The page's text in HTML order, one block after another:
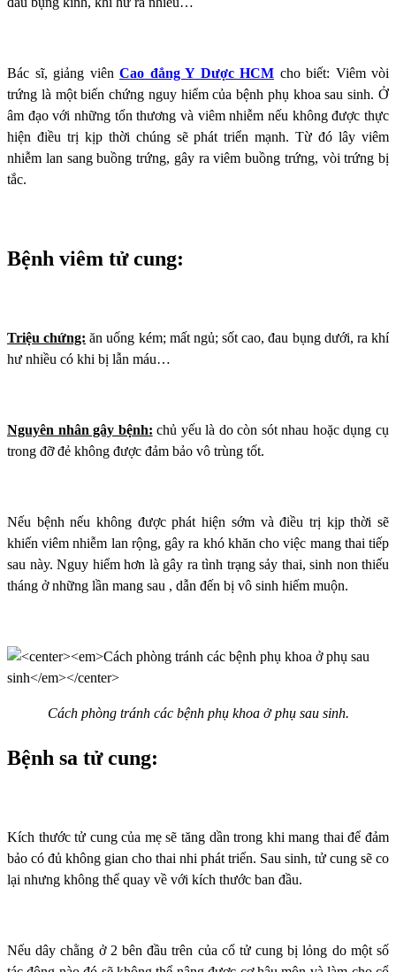
Bác sĩ, giảng viên Cao đẳng Y Dược HCM cho biết: Viêm vòi
trứng là một biến chứng nguy hiểm của bệnh phụ khoa sau sinh. Ở
âm đạo với những tổn thương và viêm nhiễm nếu không được thực
hiện điều trị kịp thời chúng sẽ phát triển mạnh. Từ đó lây viêm
nhiễm lan sang buồng trứng, gây ra viêm buồng trứng, vòi trứng bị
tắc.
Bệnh viêm tử cung:
Triệu chứng: ăn uống kém; mất ngủ; sốt cao, đau bụng dưới, ra khí
hư nhiều có khi bị lẫn máu…
Nguyên nhân gây bệnh: chủ yếu là do còn sót nhau hoặc dụng cụ
trong đỡ đẻ không được đảm bảo vô trùng tốt.
Nếu bệnh nếu không được phát hiện sớm và điều trị kịp thời sẽ
khiến viêm nhiễm lan rộng, gây ra khó khăn cho việc mang thai tiếp
sau này. Nguy hiểm hơn là gây ra tình trạng sảy thai, sinh non thiếu
tháng ở những lần mang sau , dẫn đến bị vô sinh hiếm muộn.
Cách phòng tránh các bệnh phụ khoa ở phụ sau sinh.
Bệnh sa tử cung:
Kích thước tử cung của mẹ sẽ tăng dần trong khi mang thai để đảm
bảo có đủ không gian cho thai nhi phát triển. Sau sinh, tử cung sẽ co
lại nhưng không thể quay về với kích thước ban đầu.
Nếu dây chằng ở 2 bên đầu trên của cổ tử cung bị lỏng do một số